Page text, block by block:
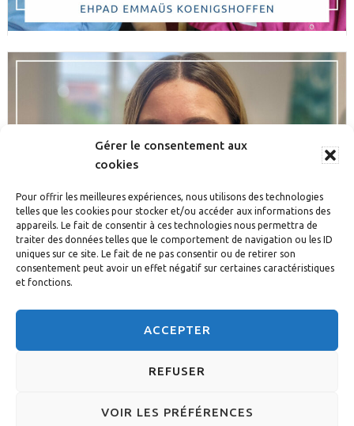
Gérer le consentement aux
cookies
Pour offrir les meilleures expériences, nous utilisons des technologies
telles que les cookies pour stocker et/ou accéder aux informations des
appareils. Le fait de consentir à ces technologies nous permettra de
traiter des données telles que le comportement de navigation ou les ID
uniques sur ce site. Le fait de ne pas consentir ou de retirer son
consentement peut avoir un effet négatif sur certaines caractéristiques
et fonctions.
ACCEPTER
REFUSER
VOIR LES PRÉFÉRENCES
© 2026 DIACONESSES DE STRASBOURG - CONCEPTION :